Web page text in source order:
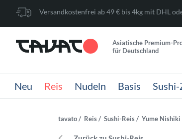
Versandkostenfrei ab 49 € bis 4kg mit DHL
Asiatische Premium-
für Deutschland
Neu Reis Nudeln Basis
tavato Reis Sushi-Reis Yume Nishiki